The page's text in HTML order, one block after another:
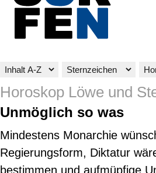
Horoskop Löwe und
Unmöglich so was
Mindestens Monarchie
Regierungsform, Diktatur
bestimmen und aufmüpfige